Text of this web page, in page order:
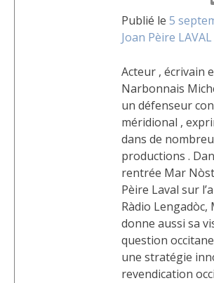
Publié le5
Joan Pèire LAVAL
Acteur , écrivain
Narbonnais
un défenseur
méridional ,
dans de
productions .
rentrée Mar
Pèire Laval sur
Ràdio Lengadòc,
donne aussi sa
question
une stratégie
revendication